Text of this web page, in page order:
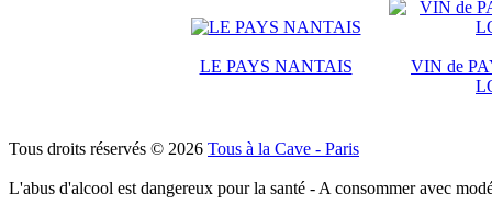
LE PAYS NANTAIS
VIN de
Tous droits réservés © 2026 Tous à la Cave - Paris
L'abus d'alcool est dangereux pour la santé - A consommer avec